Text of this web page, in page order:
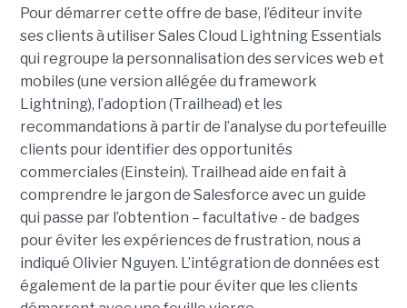
Pour démarrer cette offre de base, l’éditeur invite
ses clients à utiliser Sales Cloud Lightning Essentials
qui regroupe la personnalisation des services web et
mobiles (une version allégée du framework
Lightning), l’adoption (Trailhead) et les
recommandations à partir de l’analyse du portefeuille
clients pour identifier des opportunités
commerciales (Einstein). Trailhead aide en fait à
comprendre le jargon de Salesforce avec un guide
qui passe par l’obtention – facultative - de badges
pour éviter les expériences de frustration, nous a
indiqué Olivier Nguyen. L’intégration de données est
également de la partie pour éviter que les clients